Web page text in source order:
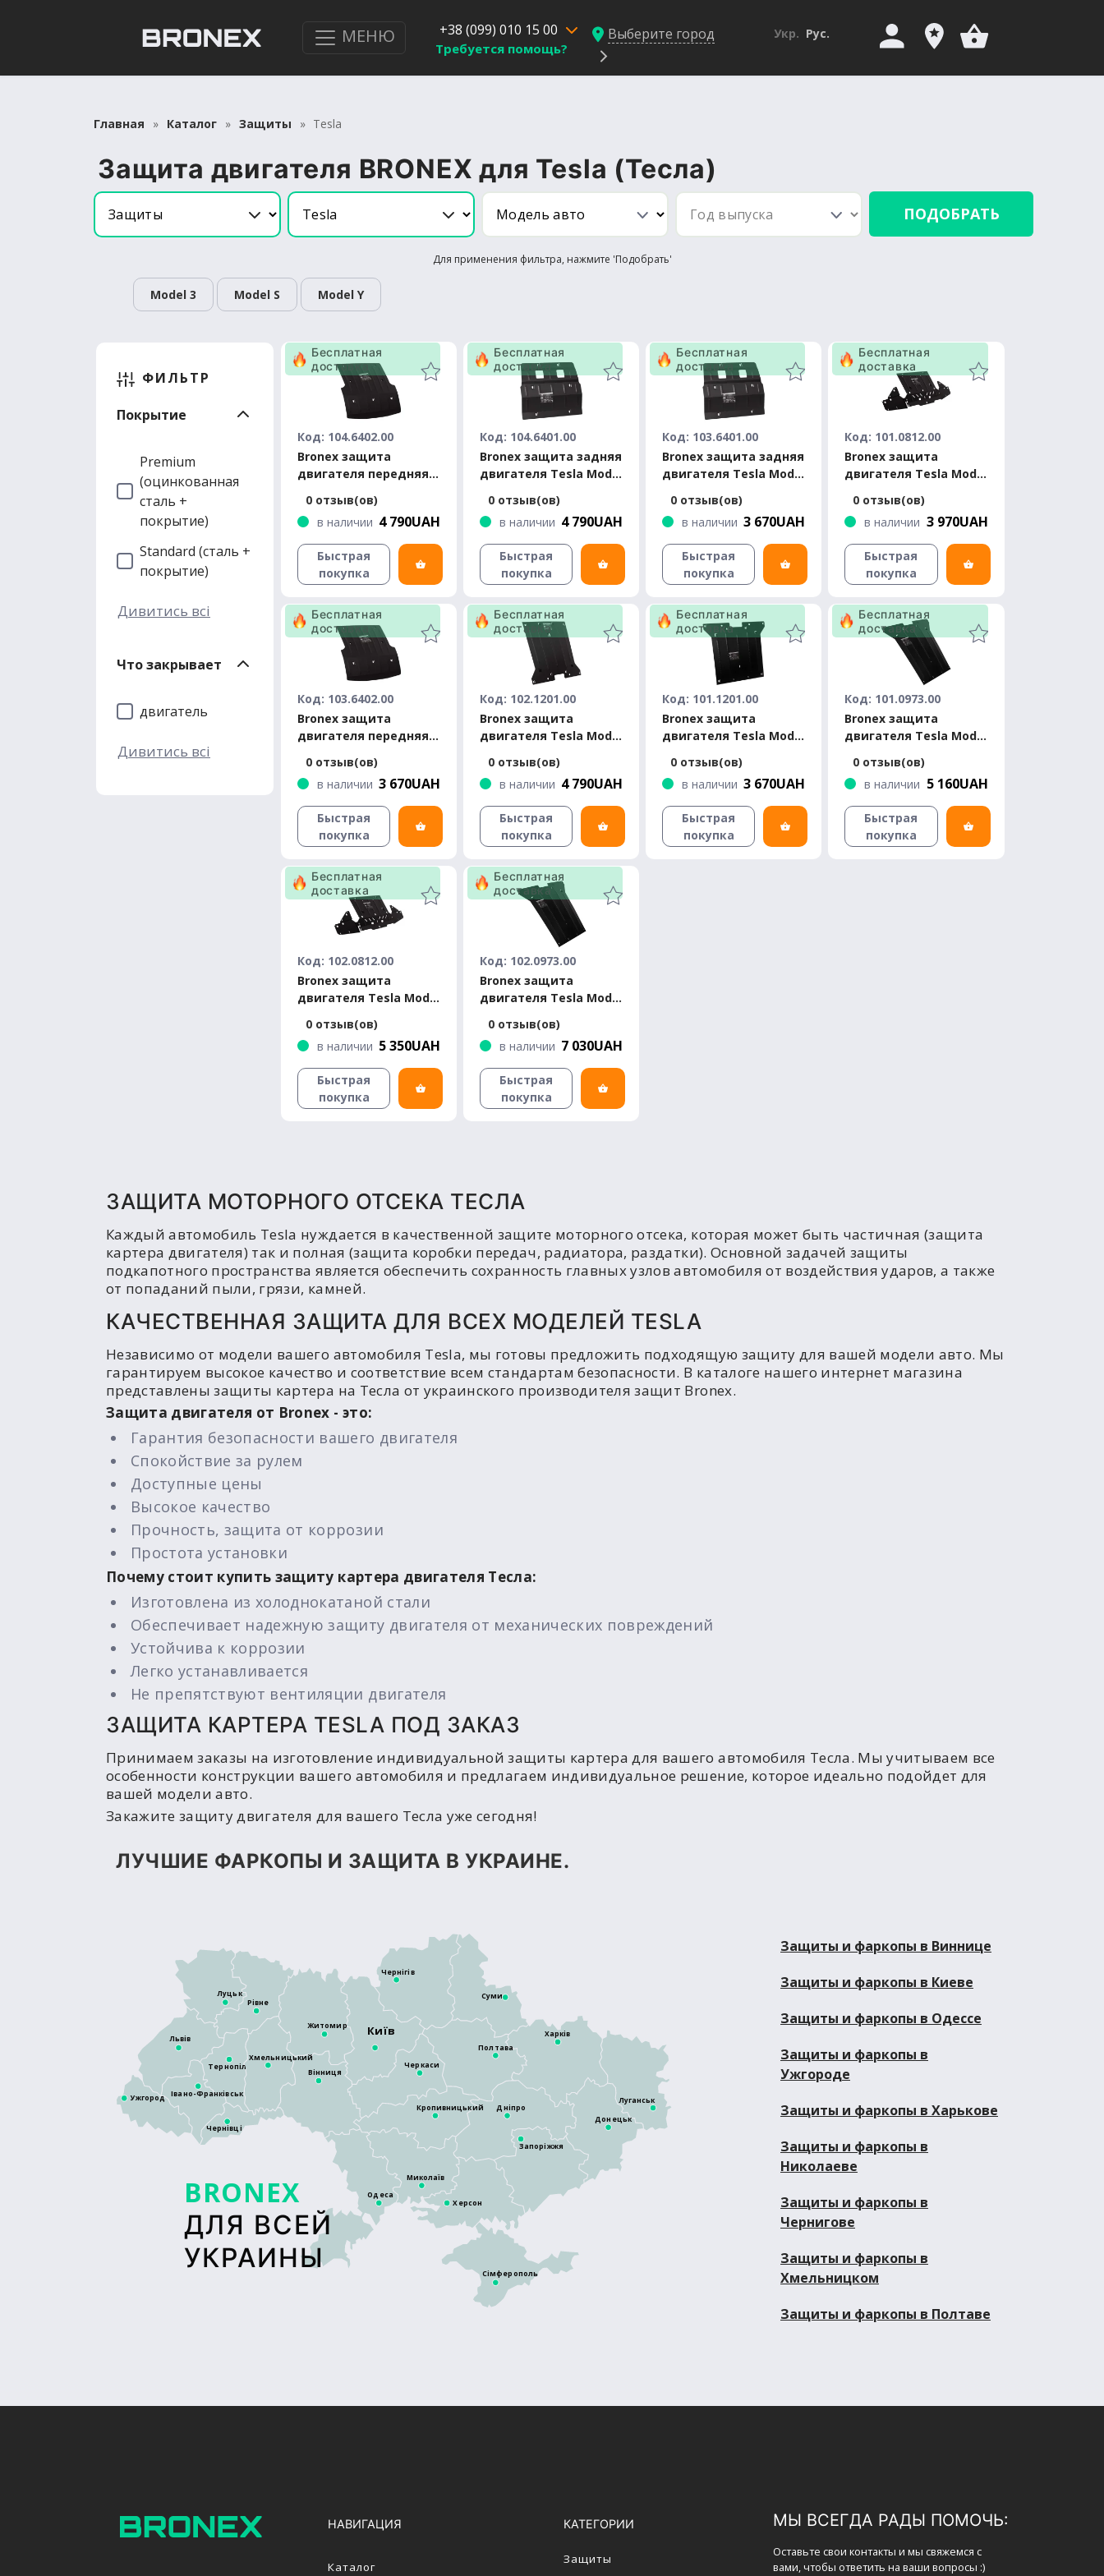
МЕНЮ +38 (099) 010 15 00
Требуется помощь?
Выберите город Укр. Рус.
Главная Каталог Защиты Tesla
Защита двигателя BRONEX для Tesla (Тесла)
ПОДОБРАТЬ
Для применения фильтра, нажмите 'Подобрать'
Model 3 Model S Model Y
ФИЛЬТР
Покрытие
Premium
(оцинкованная
сталь +
покрытие)
Standard (сталь +
покрытие)
Дивитись всі
Что закрывает
двигатель
Дивитись всі
Код: 104.6402.00
Bronex защита
двигателя передняя
Premium
0 отзыв(ов)
в наличии 4 790UAH
Бесплатная
доставка
Быстрая
покупка
Код: 104.6401.00
Bronex защита задняя
двигателя Tesla Model
0 отзыв(ов)
в наличии 4 790UAH
Бесплатная
доставка
Быстрая
покупка
Код: 103.6401.00
Bronex защита задняя
двигателя Tesla Model
0 отзыв(ов)
в наличии 3 670UAH
Бесплатная
доставка
Быстрая
покупка
Код: 101.0812.00
Bronex защита
двигателя Tesla Model
0 отзыв(ов)
в наличии 3 970UAH
Бесплатная
доставка
Быстрая
покупка
Код: 103.6402.00
Bronex защита
двигателя передняя
Standard
0 отзыв(ов)
в наличии 3 670UAH
Бесплатная
доставка
Быстрая
покупка
Код: 102.1201.00
Bronex защита
двигателя Tesla Model
0 отзыв(ов)
в наличии 4 790UAH
Бесплатная
доставка
Быстрая
покупка
Код: 101.1201.00
Bronex защита
двигателя Tesla Model
0 отзыв(ов)
в наличии 3 670UAH
Бесплатная
доставка
Быстрая
покупка
Код: 101.0973.00
Bronex защита
двигателя Tesla Model
0 отзыв(ов)
в наличии 5 160UAH
Бесплатная
доставка
Быстрая
покупка
Код: 102.0812.00
Bronex защита
двигателя Tesla Model
0 отзыв(ов)
в наличии 5 350UAH
Бесплатная
доставка
Быстрая
покупка
Код: 102.0973.00
Bronex защита
двигателя Tesla Model
0 отзыв(ов)
в наличии 7 030UAH
Бесплатная
доставка
Быстрая
покупка
ЗАЩИТА МОТОРНОГО ОТСЕКА ТЕСЛА
Каждый автомобиль Tesla нуждается в качественной защите моторного отсека, которая может быть частичная (защита
картера двигателя) так и полная (защита коробки передач, радиатора, раздатки). Основной задачей защиты
подкапотного пространства является обеспечить сохранность главных узлов автомобиля от воздействия ударов, а также
от попаданий пыли, грязи, камней.
КАЧЕСТВЕННАЯ ЗАЩИТА ДЛЯ ВСЕХ МОДЕЛЕЙ TESLA
Независимо от модели вашего автомобиля Tesla, мы готовы предложить подходящую защиту для вашей модели авто. Мы
гарантируем высокое качество и соответствие всем стандартам безопасности. В каталоге нашего интернет магазина
представлены защиты картера на Тесла от украинского производителя защит Bronex.
Защита двигателя от Bronex - это:
Гарантия безопасности вашего двигателя
Спокойствие за рулем
Доступные цены
Высокое качество
Прочность, защита от коррозии
Простота установки
Почему стоит купить защиту картера двигателя Тесла:
Изготовлена из холоднокатаной стали
Обеспечивает надежную защиту двигателя от механических повреждений
Устойчива к коррозии
Легко устанавливается
Не препятствуют вентиляции двигателя
ЗАЩИТА КАРТЕРА TESLA ПОД ЗАКАЗ
Принимаем заказы на изготовление индивидуальной защиты картера для вашего автомобиля Тесла. Мы учитываем все
особенности конструкции вашего автомобиля и предлагаем индивидуальное решение, которое идеально подойдет для
вашей модели авто.
Закажите защиту двигателя для вашего Тесла уже сегодня!
ЛУЧШИЕ ФАРКОПЫ И ЗАЩИТА В УКРАИНЕ.
BRONEX
ДЛЯ ВСЕЙ
УКРАИНЫ
Сімферополь
Луцьк
Київ
Житомир
Тернопіль
Рівне
Львів
Дніпро
Кропивницький
Харків
Полтава
Черкаси
Суми
Чернігів
Запоріжжя
Херсон
Донецьк
Луганськ
Ужгород
Чернівці
Вінниця
Хмельницький
Івано-Франківськ
Миколаїв
Одеса
Защиты и фаркопы в Виннице
Защиты и фаркопы в Киеве
Защиты и фаркопы в Одессе
Защиты и фаркопы в
Ужгороде
Защиты и фаркопы в Харькове
Защиты и фаркопы в
Николаеве
Защиты и фаркопы в
Чернигове
Защиты и фаркопы в
Хмельницком
Защиты и фаркопы в Полтаве
НАВИГАЦИЯ
Каталог
КАТЕГОРИИ
Защиты
МЫ ВСЕГДА РАДЫ ПОМОЧЬ:
Оставьте свои контакты и мы свяжемся с
вами, чтобы ответить на ваши вопросы :)